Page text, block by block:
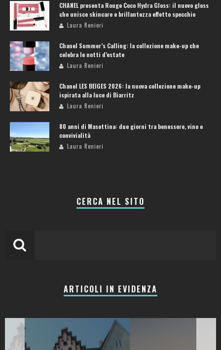
CHANEL presenta Rouge Coco Hydra Gloss: il nuovo gloss
che unisce skincare e brillantezza effetto specchio
Laura Renieri
Chanel Summer’s Calling: la collezione make-up che
celebra le notti d’estate
Laura Renieri
Chanel LES BEIGES 2026: la nuova collezione make-up
ispirata alla luce di Biarritz
Laura Renieri
80 anni di Masottina: due giorni tra benessere, vino e
convivialità
Laura Renieri
CERCA NEL SITO
ARTICOLI IN EVIDENZA